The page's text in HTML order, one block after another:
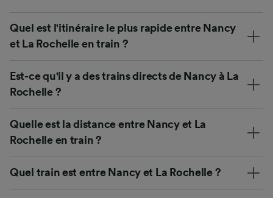
Quel est l'itinéraire le plus rapide entre Nancy
et La Rochelle en train ?
Est-ce qu'il y a des trains directs de Nancy à La
Rochelle ?
Quelle est la distance entre Nancy et La
Rochelle en train ?
Quel train est entre Nancy et La Rochelle ?